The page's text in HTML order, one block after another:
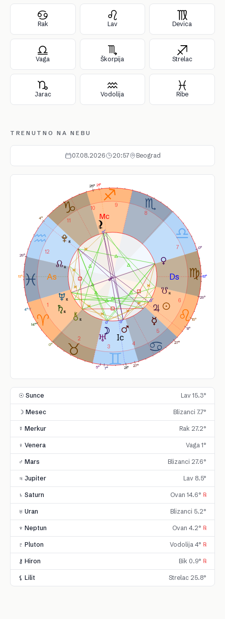
Rak Lav Devica
Vaga Škorpija Strelac
Jarac Vodolija Ribe
TRENUTNO NA NEBU
07.08.2026 20:57 Beograd
1
2
3
4
5
6
7
8
9
10
11
12
15°
7°
27°
0°
27°
8°
14°
5°
4°
4°
29°
0°
13°
21°
13°
21°
25°
29°
☉ Sunce Lav 15.3°
☽ Mesec Blizanci 7.7°
☿ Merkur Rak 27.2°
♀ Venera Vaga 1°
♂ Mars Blizanci 27.6°
♃ Jupiter Lav 8.5°
♄ Saturn Ovan 14.6° ℞
♅ Uran Blizanci 5.2°
♆ Neptun Ovan 4.2° ℞
♇ Pluton Vodolija 4° ℞
⚷ Hiron Bik 0.9° ℞
⚸ Lilit Strelac 25.8°